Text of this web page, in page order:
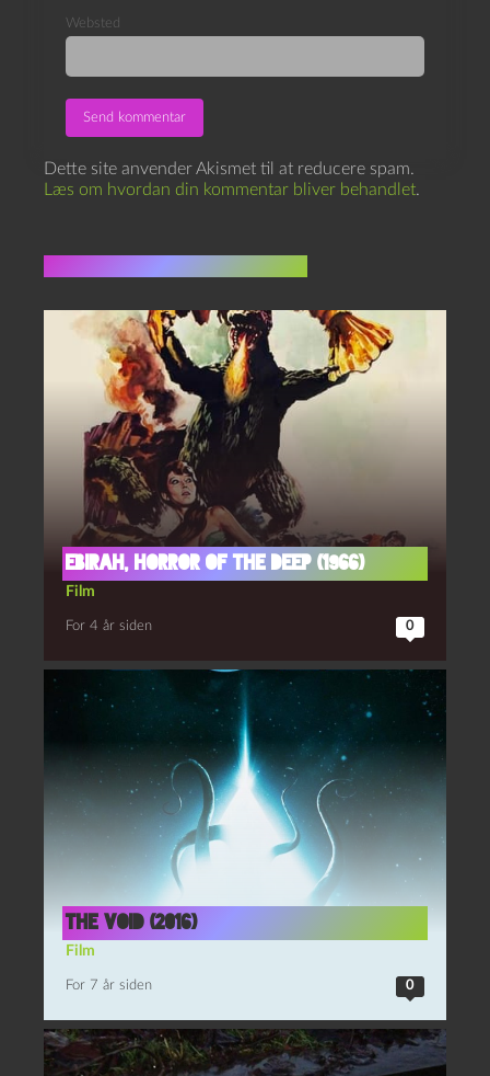
Websted
Dette site anvender Akismet til at reducere spam.
Læs om hvordan din kommentar bliver behandlet.
Ebirah, horror of the deep (1966)
Film
For 4 år siden 0
The Void (2016)
Film
For 7 år siden 0